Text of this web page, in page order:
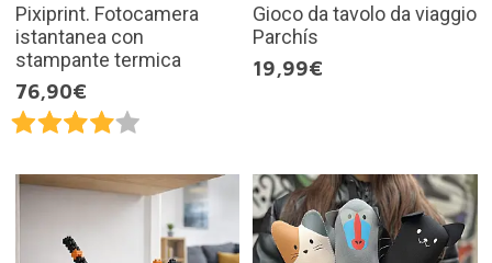
Pixiprint. Fotocamera
istantanea con
stampante termica
76,90€
Gioco da tavolo da viaggio
Parchís
19,99€